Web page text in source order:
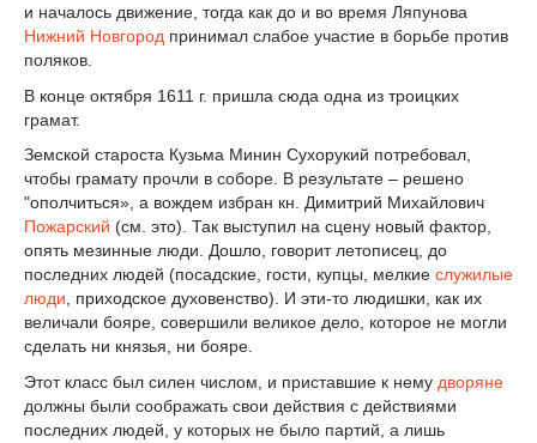
и началось движение, тогда как до и во время Ляпунова
Нижний Новгород принимал слабое участие в борьбе против
поляков.
В конце октября 1611 г. пришла сюда одна из троицких
грамат.
Земской староста Кузьма Минин Сухорукий потребовал,
чтобы грамату прочли в соборе. В результате – решено
"ополчиться», а вождем избран кн. Димитрий Михайлович
Пожарский (см. это). Так выступил на сцену новый фактор,
опять мезинные люди. Дошло, говорит летописец, до
последних людей (посадские, гости, купцы, мелкие служилые
люди, приходское духовенство). И эти-то людишки, как их
величали бояре, совершили великое дело, которое не могли
сделать ни князья, ни бояре.
Этот класс был силен числом, и приставшие к нему дворяне
должны были соображать свои действия с действиями
последних людей, у которых не было партий, а лишь